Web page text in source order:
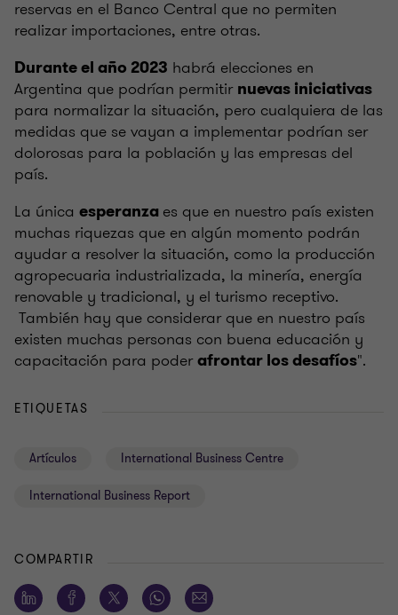
reservas en el Banco Central que no permiten
realizar importaciones, entre otras.
Durante el año 2023 habrá elecciones en
Argentina que podrían permitir nuevas iniciativas
para normalizar la situación, pero cualquiera de las
medidas que se vayan a implementar podrían ser
dolorosas para la población y las empresas del
país.
La única esperanza es que en nuestro país existen
muchas riquezas que en algún momento podrán
ayudar a resolver la situación, como la producción
agropecuaria industrializada, la minería, energía
renovable y tradicional, y el turismo receptivo.
También hay que considerar que en nuestro país
existen muchas personas con buena educación y
capacitación para poderafrontar los desafíos".
ETIQUETAS
Artículos International Business Centre
International Business Report
COMPARTIR